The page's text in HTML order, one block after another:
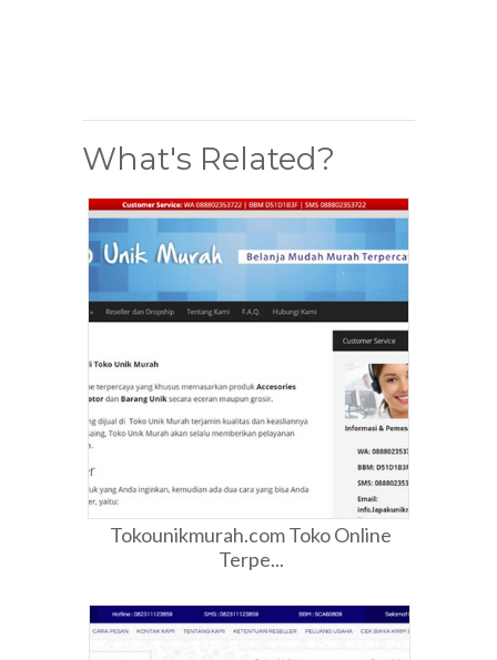
What's Related?
Tokounikmurah.com Toko Online
Terpe...